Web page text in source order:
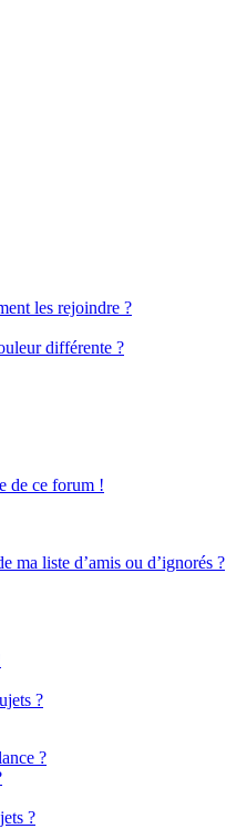
les rejoindre ?
différente ?
de ce forum !
ma liste d’amis ou d’ignorés ?
?
?
?